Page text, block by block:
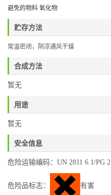
避免的物料 氧化物
贮存方法
常温密闭，阴凉通风干燥
合成方法
暂无
用途
暂无
安全信息
危险运输编码：UN 2811 6.1/PG 2
危险品标志： 有害